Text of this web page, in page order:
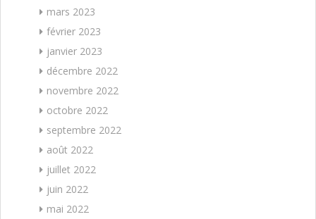
mars 2023
février 2023
janvier 2023
décembre 2022
novembre 2022
octobre 2022
septembre 2022
août 2022
juillet 2022
juin 2022
mai 2022